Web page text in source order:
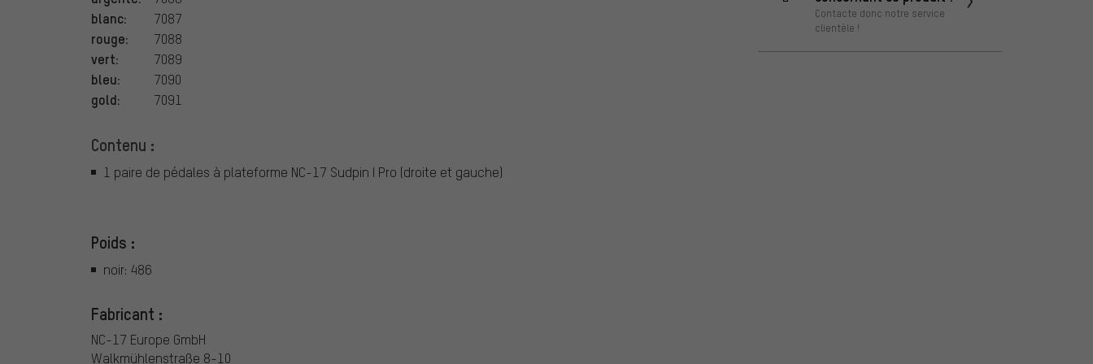
blanc: 7087
rouge: 7088
vert: 7089
bleu: 7090
gold: 7091
Contenu :
1 paire de pédales à plateforme NC-17 Sudpin I Pro (droite et gauche)
Poids :
noir: 486
Fabricant :
NC-17 Europe GmbH
Walkmühlenstraße 8-10
Contacte donc notre service
clientèle !